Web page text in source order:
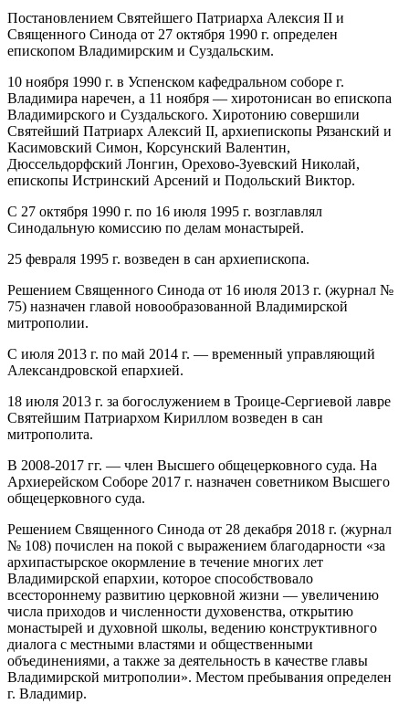
Постановлением Святейшего Патриарха Алексия II и
Священного Синода от 27 октября 1990 г. определен
епископом Владимирским и Суздальским.
10 ноября 1990 г. в Успенском кафедральном соборе г.
Владимира наречен, а 11 ноября — хиротонисан во епископа
Владимирского и Суздальского. Хиротонию совершили
Святейший Патриарх Алексий II, архиепископы Рязанский и
Касимовский Симон, Корсунский Валентин,
Дюссельдорфский Лонгин, Орехово-Зуевский Николай,
епископы Истринский Арсений и Подольский Виктор.
С 27 октября 1990 г. по 16 июля 1995 г. возглавлял
Синодальную комиссию по делам монастырей.
25 февраля 1995 г. возведен в сан архиепископа.
Решением Священного Синода от 16 июля 2013 г. (журнал №
75) назначен главой новообразованной Владимирской
митрополии.
С июля 2013 г. по май 2014 г. — временный управляющий
Александровской епархией.
18 июля 2013 г. за богослужением в Троице-Сергиевой лавре
Святейшим Патриархом Кириллом возведен в сан
митрополита.
В 2008-2017 гг. — член Высшего общецерковного суда. На
Архиерейском Соборе 2017 г. назначен советником Высшего
общецерковного суда.
Решением Священного Синода от 28 декабря 2018 г. (журнал
№ 108) почислен на покой с выражением благодарности «за
архипастырское окормление в течение многих лет
Владимирской епархии, которое способствовало
всестороннему развитию церковной жизни — увеличению
числа приходов и численности духовенства, открытию
монастырей и духовной школы, ведению конструктивного
диалога с местными властями и общественными
объединениями, а также за деятельность в качестве главы
Владимирской митрополии». Местом пребывания определен
г. Владимир.